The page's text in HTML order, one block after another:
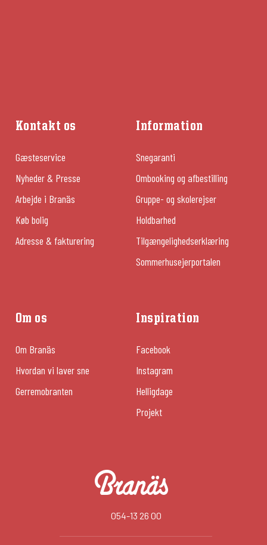
Kontakt os
Gæsteservice
Nyheder & Presse
Arbejde i Branäs
Køb bolig
Adresse & fakturering
Information
Snegaranti
Ombooking og afbestilling
Gruppe- og skolerejser
Holdbarhed
Tilgængelighedserklæring
Sommerhusejerportalen
Om os
Om Branäs
Hvordan vi laver sne
Gerremobranten
Inspiration
Facebook
Instagram
Helligdage
Projekt
054-13 26 00